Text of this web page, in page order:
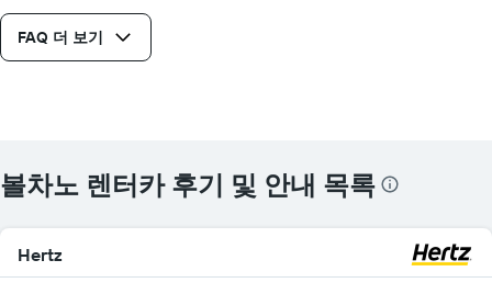
FAQ 더 보기
볼차노 렌터카 후기 및 안내 목록
Hertz